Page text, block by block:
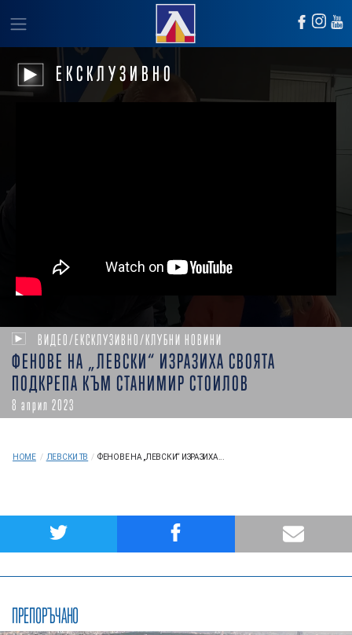
ЕКСКЛУЗИВНО
ВИДЕО/ЕКСКЛУЗИВНО/КЛУБНИ НОВИНИ
ФЕНОВЕ НА „ЛЕВСКИ“ ИЗРАЗИХА СВОЯТА
ПОДКРЕПА КЪМ СТАНИМИР СТОИЛОВ
8 април 2023
HOME / ЛЕВСКИ ТВ / ФЕНОВЕ НА „ЛЕВСКИ“ ИЗРАЗИХА...
ПРЕПОРЪЧАНО